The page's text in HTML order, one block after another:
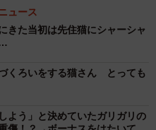
ュース
きた当初は先住猫にシャーシャ
くろいをする猫さん とっても
よう」と決めていたガリガリの